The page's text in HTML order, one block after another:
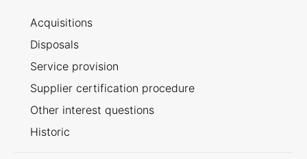
Acquisitions
Disposals
Service provision
Supplier certification procedure
Other interest questions
Historic